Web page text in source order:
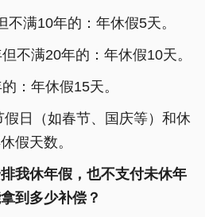
满10年的：年休假5天。
满20年的：年休假10天。
年休假15天。
日（如春节、国庆等）和休
假天数。
我休年假，也不支付未休年
到多少补偿？